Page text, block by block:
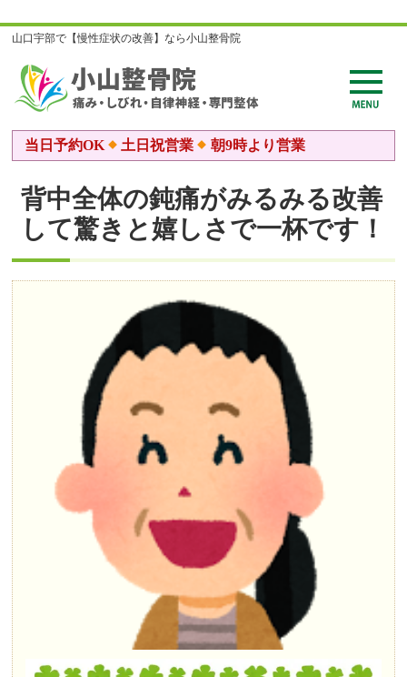
山口宇部で【慢性症状の改善】なら小山整骨院
当日予約OK 土日祝営業 朝9時より営業
背中全体の鈍痛がみるみる改善
して驚きと嬉しさで一杯です！